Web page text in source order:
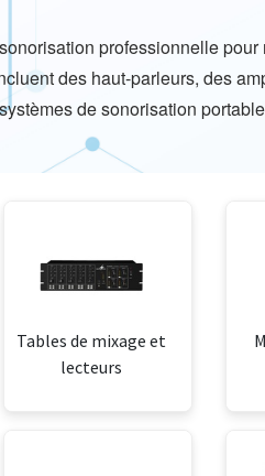
professionnelle pour
des haut-parleurs, des
de sonorisation
Tables de mixage et
lecteurs